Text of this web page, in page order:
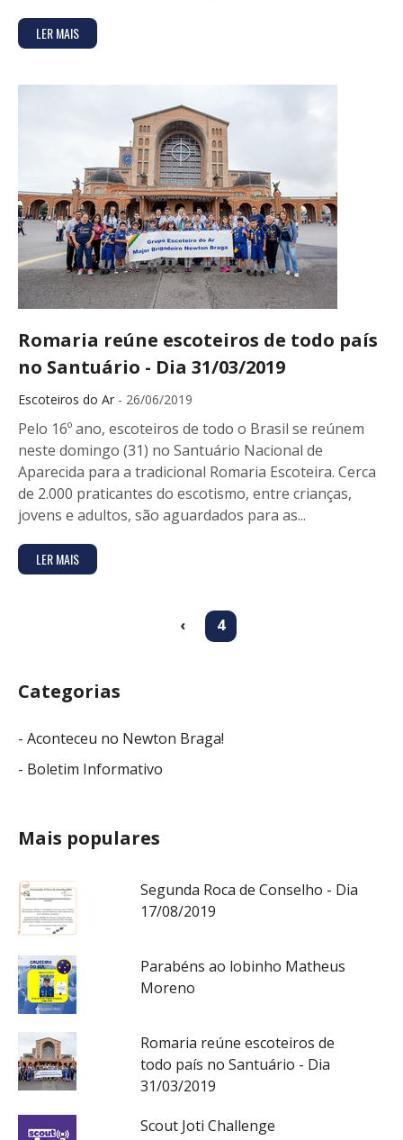
LER MAIS
Romaria reúne escoteiros de todo país
no Santuário - Dia 31/03/2019
Escoteiros do Ar - 26/06/2019
Pelo 16º ano, escoteiros de todo o Brasil se reúnem
neste domingo (31) no Santuário Nacional de
Aparecida para a tradicional Romaria Escoteira. Cerca
de 2.000 praticantes do escotismo, entre crianças,
jovens e adultos, são aguardados para as...
LER MAIS
‹ 4(current)
Categorias
- Aconteceu no Newton Braga!
- Boletim Informativo
Mais populares
Segunda Roca de Conselho - Dia
17/08/2019
Parabéns ao lobinho Matheus
Moreno
Romaria reúne escoteiros de
todo país no Santuário - Dia
31/03/2019
Scout Joti Challenge